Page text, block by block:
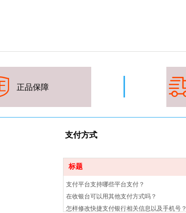
正品保障
标题
支付平台支持哪些平台支付？
在收银台可以用其他支付方式吗？
怎样修改快捷支付银行相关信息以及手机号？
支付方式